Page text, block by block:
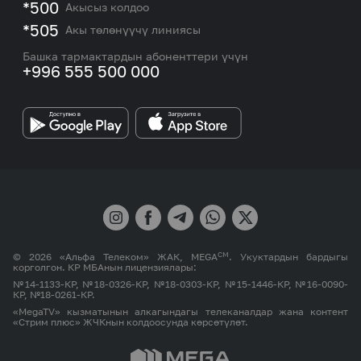
Номерди тандоо
M2M
Корпоративдик жана VIP кардарлар менен иштөө
боюнча бөлүмдүн кызматкерлеринин байланыш
маалыматтары.
Тармакты камтуу картасы жана тейлөө борборлору
MEGAда иште
MEGA бренди
*500 Акысыз колдоо
*505 Акы төлөнүүчү линиясы
Башка тармактардын абоненттери үчүн
+996 555 500 000
© 2026 «Альфа Телеком» ЖАК, MEGAСМ. Укуктардын бардыгы
корголгон. КР МБАнын лицензиялары:
№14-1133-КР, №18-0326-КР, №18-0303-КР, №15-1446-КР, №16-0090-
КР, №18-0261-КР.
«MegaTV» кызматынын алкагындагы телеканалдар жана контент
«Стрим плюс» ЖЧКнын колдоосунда көрсөтүлөт.